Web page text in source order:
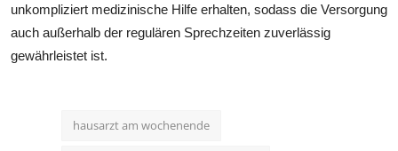
unkompliziert medizinische Hilfe erhalten, sodass die Versorgung
auch außerhalb der regulären Sprechzeiten zuverlässig
gewährleistet ist.
hausarzt am wochenende